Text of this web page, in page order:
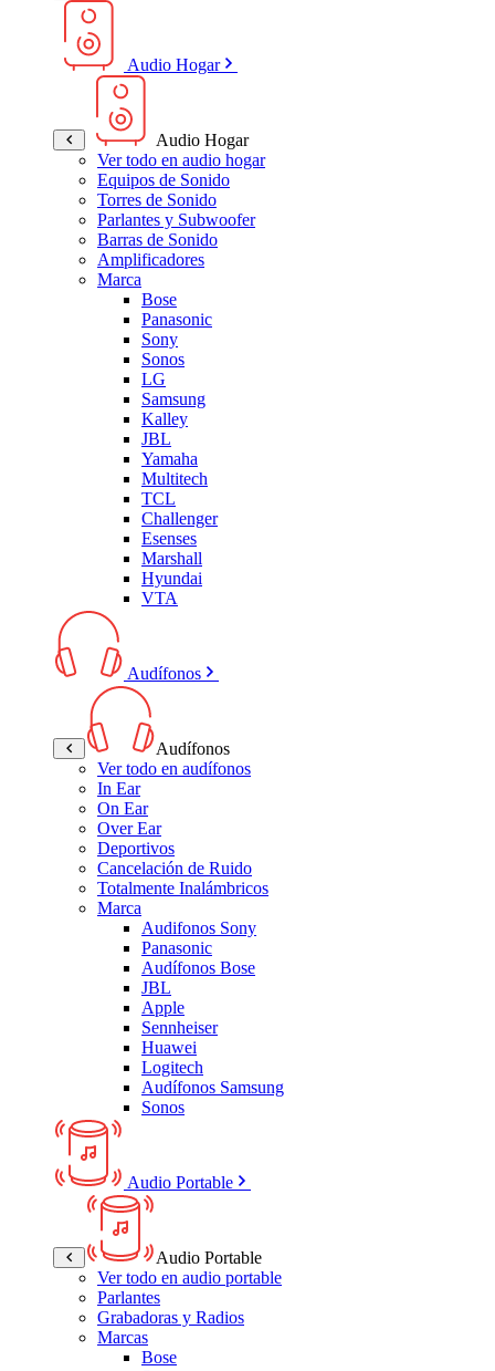
Audio Hogar
Audio Hogar
Ver todo en audio hogar
Equipos de Sonido
Torres de Sonido
Parlantes y Subwoofer
Barras de Sonido
Amplificadores
Marca
Bose
Panasonic
Sony
Sonos
LG
Samsung
Kalley
JBL
Yamaha
Multitech
TCL
Challenger
Esenses
Marshall
Hyundai
VTA
Audífonos
Audífonos
Ver todo en audífonos
In Ear
On Ear
Over Ear
Deportivos
Cancelación de Ruido
Totalmente Inalámbricos
Marca
Audifonos Sony
Panasonic
Audífonos Bose
JBL
Apple
Sennheiser
Huawei
Logitech
Audífonos Samsung
Sonos
Audio Portable
Audio Portable
Ver todo en audio portable
Parlantes
Grabadoras y Radios
Marcas
Bose